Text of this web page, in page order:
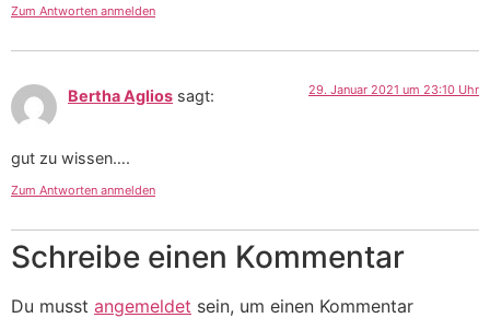
Zum Antworten anmelden
Bertha Aglios sagt: 29. Januar 2021 um 23:10 Uhr
gut zu wissen….
Zum Antworten anmelden
Schreibe einen Kommentar
Du musst angemeldet sein, um einen Kommentar